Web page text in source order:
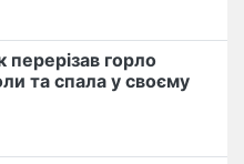
перерізав горло
та спала у своєму